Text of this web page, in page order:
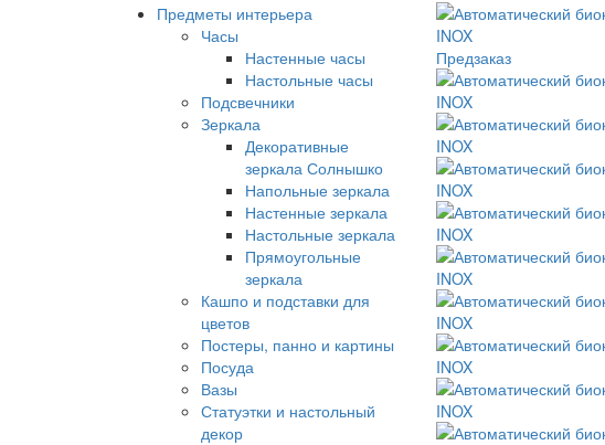
Предметы интерьера
Часы
Настенные часы
Настольные часы
Подсвечники
Зеркала
Декоративные
зеркала Солнышко
Напольные зеркала
Настенные зеркала
Настольные зеркала
Прямоугольные
зеркала
Кашпо и подставки для
цветов
Постеры, панно и картины
Посуда
Вазы
Статуэтки и настольный
декор
Предзаказ